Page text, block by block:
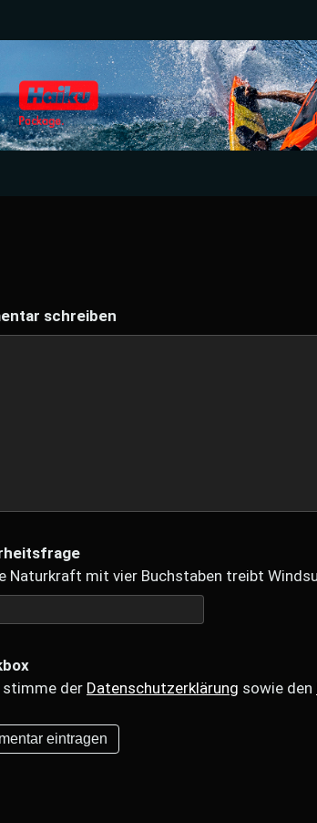
schreiben
Naturkraft mit vier Buchstaben treibt
stimme der Datenschutzerklärung sowie den